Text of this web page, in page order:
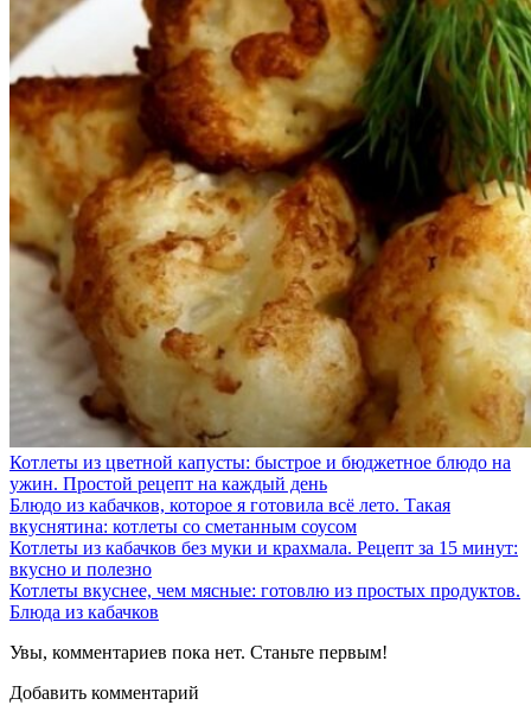
Котлеты из цветной капусты: быстрое и бюджетное блюдо на
ужин. Простой рецепт на каждый день
Блюдо из кабачков, которое я готовила всё лето. Такая
вкуснятина: котлеты со сметанным соусом
Котлеты из кабачков без муки и крахмала. Рецепт за 15 минут:
вкусно и полезно
Котлеты вкуснее, чем мясные: готовлю из простых продуктов.
Блюда из кабачков
Увы, комментариев пока нет. Станьте первым!
Добавить комментарий